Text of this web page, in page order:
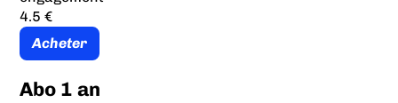
4.5 €
Acheter
Abo 1 an